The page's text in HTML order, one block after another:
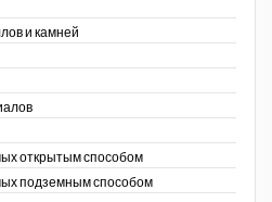
и камней
открытым способом
подземным способом
Уголь
Уголь Кузбасса
Химагрегаты
Электроэнергия. Передача и
распределение